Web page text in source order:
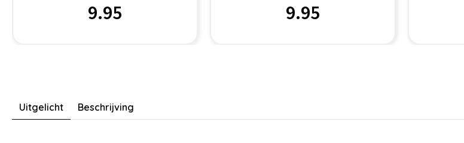
9.95 9.95
Uitgelicht Beschrijving